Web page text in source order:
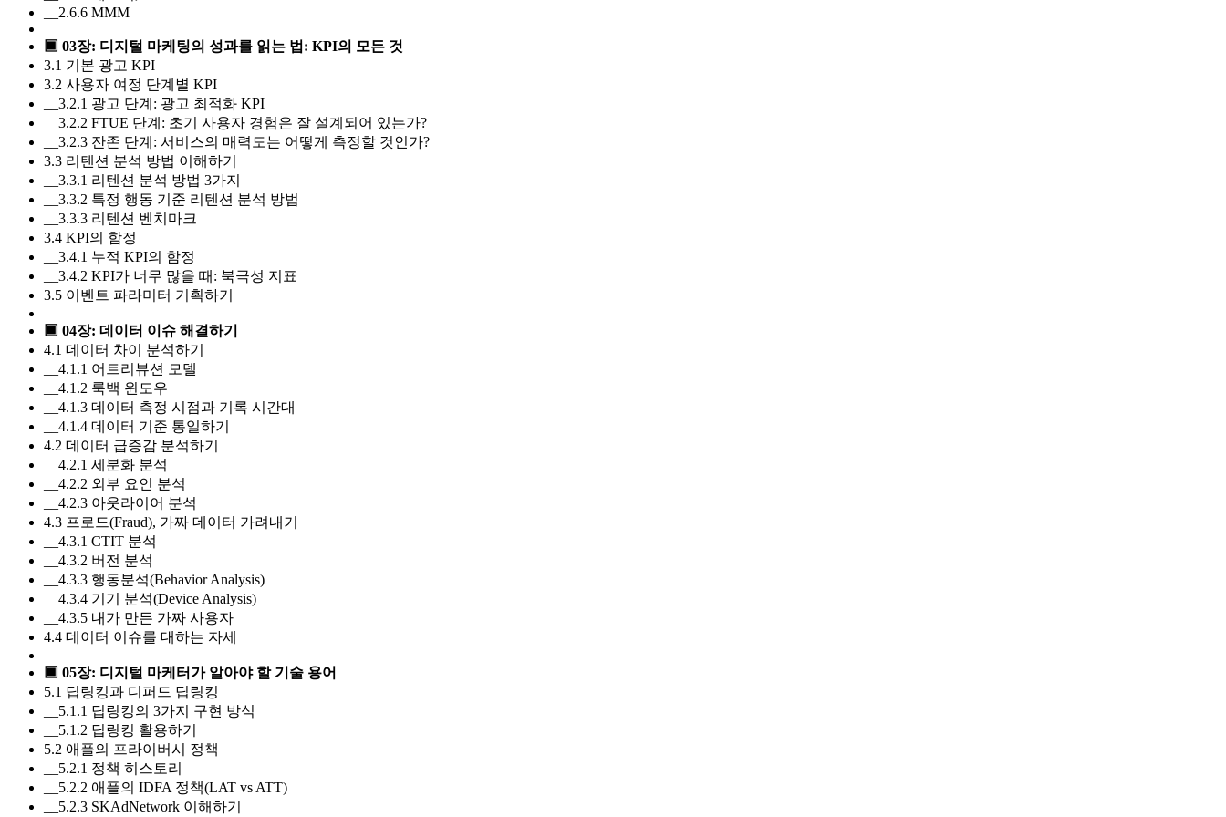
__2.6.6 MMM
▣ 03장: 디지털 마케팅의 성과를 읽는 법: KPI의 모든 것
3.1 기본 광고 KPI
3.2 사용자 여정 단계별 KPI
__3.2.1 광고 단계: 광고 최적화 KPI
__3.2.2 FTUE 단계: 초기 사용자 경험은 잘 설계되어 있는가?
__3.2.3 잔존 단계: 서비스의 매력도는 어떻게 측정할 것인가?
3.3 리텐션 분석 방법 이해하기
__3.3.1 리텐션 분석 방법 3가지
__3.3.2 특정 행동 기준 리텐션 분석 방법
__3.3.3 리텐션 벤치마크
3.4 KPI의 함정
__3.4.1 누적 KPI의 함정
__3.4.2 KPI가 너무 많을 때: 북극성 지표
3.5 이벤트 파라미터 기획하기
▣ 04장: 데이터 이슈 해결하기
4.1 데이터 차이 분석하기
__4.1.1 어트리뷰션 모델
__4.1.2 룩백 윈도우
__4.1.3 데이터 측정 시점과 기록 시간대
__4.1.4 데이터 기준 통일하기
4.2 데이터 급증감 분석하기
__4.2.1 세분화 분석
__4.2.2 외부 요인 분석
__4.2.3 아웃라이어 분석
4.3 프로드(Fraud), 가짜 데이터 가려내기
__4.3.1 CTIT 분석
__4.3.2 버전 분석
__4.3.3 행동분석(Behavior Analysis)
__4.3.4 기기 분석(Device Analysis)
__4.3.5 내가 만든 가짜 사용자
4.4 데이터 이슈를 대하는 자세
▣ 05장: 디지털 마케터가 알아야 할 기술 용어
5.1 딥링킹과 디퍼드 딥링킹
__5.1.1 딥링킹의 3가지 구현 방식
__5.1.2 딥링킹 활용하기
5.2 애플의 프라이버시 정책
__5.2.1 정책 히스토리
__5.2.2 애플의 IDFA 정책(LAT vs ATT)
__5.2.3 SKAdNetwork 이해하기